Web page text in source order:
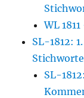
WL
SL-1812:
SL-